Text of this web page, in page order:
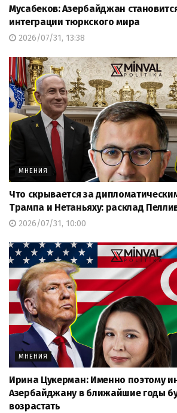
Мусабеков: Азербайджан
интеграции тюркского мира
2026/07/31, 13:38
МНЕНИЯ
Что скрывается за
Трампа и Нетаньяху: расклад
2026/07/31, 10:00
МНЕНИЯ
Ирина Цукерман: Именно поэтому
Азербайджану в ближайшие годы
возрастать